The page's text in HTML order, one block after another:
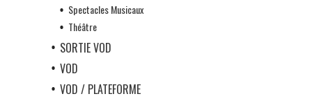
Spectacles Musicaux
Théâtre
SORTIE VOD
VOD
VOD / PLATEFORME